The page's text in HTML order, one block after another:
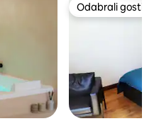
Odabrali gosti
Odabrali gosti